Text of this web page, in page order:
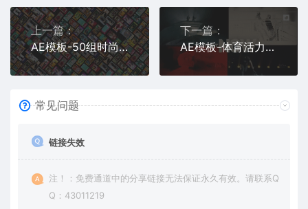
上一篇：
AE模板-50组时尚垂直竖屏海报封面图文排版设计展示
下一篇：
AE模板-体育活力动感运动影像剪辑排版宣传片头
常见问题
链接失效
注！：免费通道中的分享链接无法保证永久有效。请联系Q
Q：43011219